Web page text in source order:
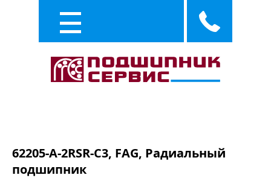
62205-A-2RSR-C3, FAG, Радиальный
подшипник